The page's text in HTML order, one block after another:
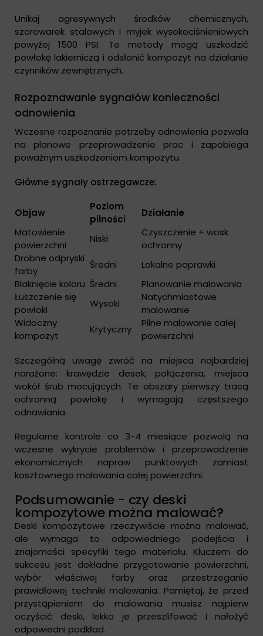
Unikaj agresywnych środków chemicznych,
szorowarek stalowych i myjek wysokociśnieniowych
powyżej 1500 PSI. Te metody mogą uszkodzić
powłokę lakierniczą i odsłonić kompozyt na działanie
czynników zewnętrznych.
Rozpoznawanie sygnałów konieczności
odnowienia
Wczesne rozpoznanie potrzeby odnowienia pozwala
na planowe przeprowadzenie prac i zapobiega
poważnym uszkodzeniom kompozytu.
Główne sygnały ostrzegawcze:
Objaw
Poziom
pilności
Działanie
Matowienie
powierzchni
Niski
Czyszczenie + wosk
ochronny
Drobne odpryski
farby
Średni
Lokalne poprawki
Blaknięcie koloru Średni
Planowanie malowania
Łuszczenie się
powłoki
Wysoki
Natychmiastowe
malowanie
Widoczny
kompozyt
Krytyczny
Pilne malowanie całej
powierzchni
Szczególną uwagę zwróć na miejsca najbardziej
narażone: krawędzie desek, połączenia, miejsca
wokół śrub mocujących. Te obszary pierwszy tracą
ochronną powłokę i wymagają częstszego
odnawiania.
Regularne kontrole co 3-4 miesiące pozwolą na
wczesne wykrycie problemów i przeprowadzenie
ekonomicznych napraw punktowych zamiast
kosztownego malowania całej powierzchni.
Podsumowanie - czy deski
kompozytowe można malować?
Deski kompozytowe rzeczywiście można malować,
ale wymaga to odpowiedniego podejścia i
znajomości specyfiki tego materiału. Kluczem do
sukcesu jest dokładne przygotowanie powierzchni,
wybór właściwej farby oraz przestrzeganie
prawidłowej techniki malowania. Pamiętaj, że przed
przystąpieniem do malowania musisz najpierw
oczyścić deski, lekko je przeszlifować i nałożyć
odpowiedni podkład.